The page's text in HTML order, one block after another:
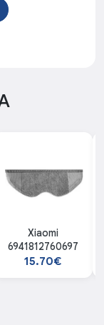
Xiaomi
6941812760697
15.70€